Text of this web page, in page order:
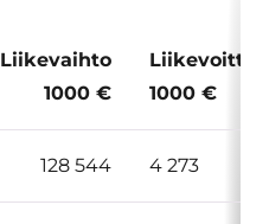
Liikevaihto
1000 €
Liikevoitto
1000 €
128 544 4 273